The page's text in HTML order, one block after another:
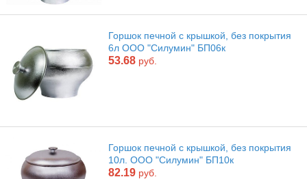
Горшок печной с крышкой, без покрытия
6л ООО "Силумин" БП06к
53.68 руб.
Горшок печной с крышкой, без покрытия
10л. ООО "Силумин" БП10к
82.19 руб.